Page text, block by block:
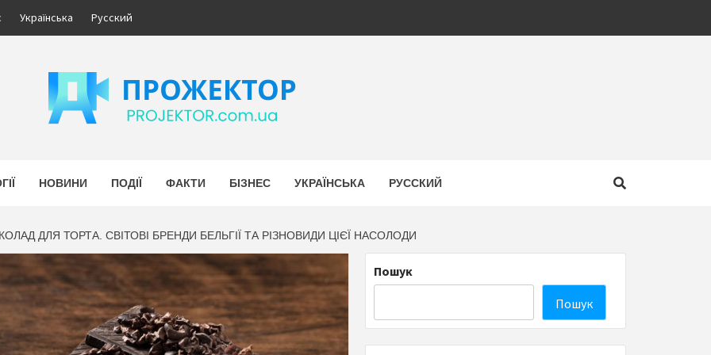
Українська Русский
НОВИНИ ПОДІЇ ФАКТИ БІЗНЕС УКРАЇНСЬКА РУССКИЙ
ДЛЯ ТОРТА. СВІТОВІ БРЕНДИ БЕЛЬГІЇ ТА РІЗНОВИДИ ЦІЄЇ НАСОЛОДИ
Пошук
Пошук